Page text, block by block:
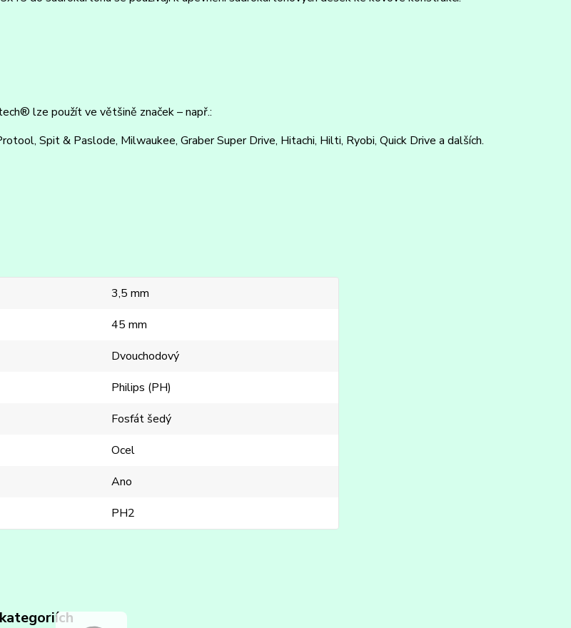
lze použít ve většině značek – např.:
Spit & Paslode, Milwaukee, Graber Super Drive, Hitachi, Hilti, Ryobi, Quick Drive a dalších.
3,5 mm
45 mm
Dvouchodový
Philips (PH)
Fosfát šedý
Ocel
Ano
PH2